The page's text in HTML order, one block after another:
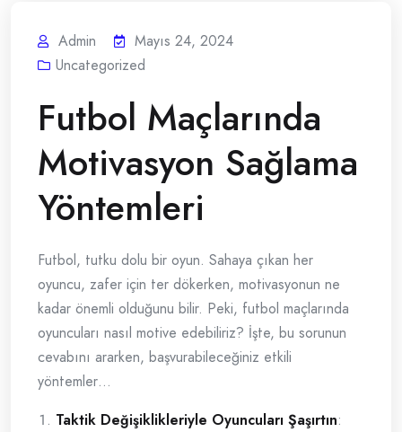
Admin
Mayıs 24, 2024
Uncategorized
Futbol Maçlarında
Motivasyon Sağlama
Yöntemleri
Futbol, tutku dolu bir oyun. Sahaya çıkan her
oyuncu, zafer için ter dökerken, motivasyonun ne
kadar önemli olduğunu bilir. Peki, futbol maçlarında
oyuncuları nasıl motive edebiliriz? İşte, bu sorunun
cevabını ararken, başvurabileceğiniz etkili
yöntemler…
Taktik Değişiklikleriyle Oyuncuları Şaşırtın: